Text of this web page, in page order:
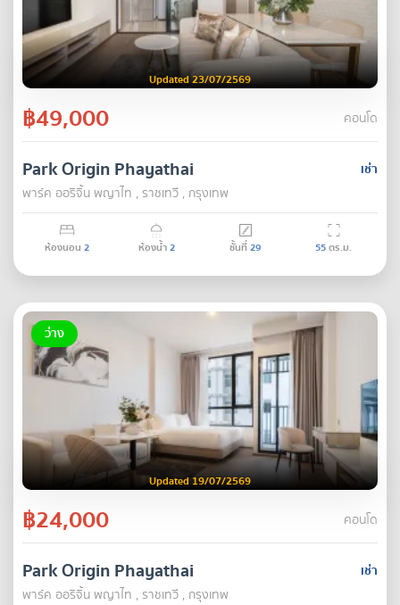
Updated 23/07/2569
฿49,000 คอนโด
เช่า
Park Origin Phayathai
พาร์ค ออริจิ้น พญาไท , ราชเทวี , กรุงเทพ
ห้องนอน 2 ห้องน้ำ2 ชั้นที่29 55ตร.ม.
ว่าง
Updated 19/07/2569
฿24,000 คอนโด
เช่า
Park Origin Phayathai
พาร์ค ออริจิ้น พญาไท , ราชเทวี , กรุงเทพ